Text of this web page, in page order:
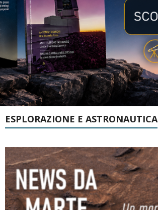
ESPLORAZIONE E ASTRONAUTICA